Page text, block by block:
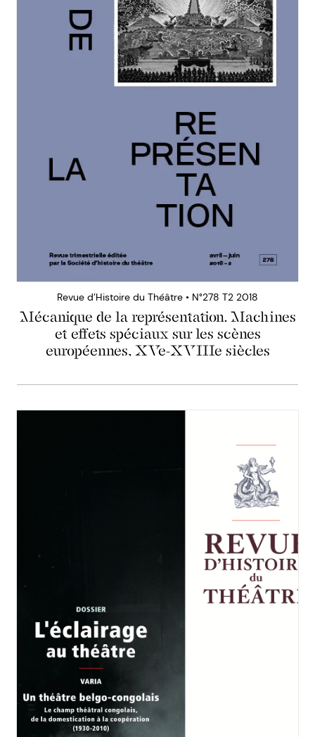
Revue d’Histoire du Théâtre • N°278 T2 2018
Mécanique de la représentation. Machines
et effets spéciaux sur les scènes
européennes, XVe-XVIIIe siècles